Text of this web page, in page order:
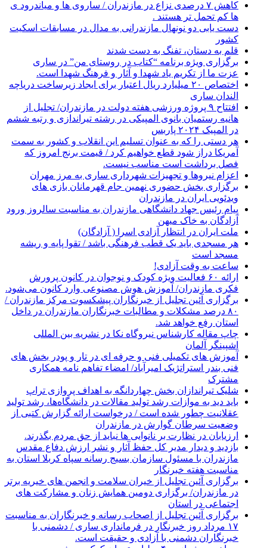
کاهش ۷ درصدی نزاع در مازندران / ساروی ها و میاندرود ی
ها کم تحمل تر هستند‌ .
دست یابی دو نونهال مازندرانی به مدال در مسابقات اسکیت
کشور
قلم به دستان، تفنگ به دست شدند
برگزاری ویژه برنامه “کتاب در روستای من” در ساری
عزت ما از تکریم یاد شهدا و آثار و فرهنگ شهدا است.
اختصاص ۲۰ میلیارد ریال اعتبار برای ایجاد زیرساخت دریاچه
الندان ساری
افتتاح ۹ پروژه ورزشی هفته دولت در مازندران/ تجلیل از
هانیه رستمیان بانوی المپیکی در رشته تیراندازی و رتبه ششم
در المپیک ۲۰۲۴ پاربس
هر دستی را که به عنوان تسلیم این انقلاب و کشور به سمت
آمريکا دراز شود قطع خواهیم کرد / قیمت برنج امروز که
فصل برداشت است مناسب نیست.
اعزام نیروها و تجهیزات شهرداری ساری به مرز مهران
برگزاری بخش حضوری نهمین جام قهرمانان بازی های
ویدئویی ایران در مازندران
پیام رئیس جهاد دانشگاهی مازندران به مناسبت سالروز ورود
آزادگان به خاک میهن
ملت ایران در انتظار آزادی اسرا ( آزادگان)
هر مسجدی باید یک قطب فرهنگی باشد / تقوا پایه و ریشه
مسجد است
ساعت به وقت آزادی!
ارائه ۶۰ فعالیت ویژه کودک و نوجوان در کانون پرورش
فکری مازندران/ آموزش هوش مصنوعی وارد کانون می‌شود.
برگزاری آئین تجلیل از خبرنگاران پیشکسوت مرکز مازندران /
۸۰ درصد مشکلات و مطالبات خبرنگاران مازندران در داخل
استان رفع خواهد شد.
چاپ مقاله کارشناس نيروگاه نكا در نشریه بین المللی
اشپینگر آلمان
آموزش های تکمیلی فنی و حرفه ای در تار و پودر بخش های
فنی بندر استراتژیک امیرآباد/ امضاء تفاهم نامه همکاری
مشترک
شلیک تیراندازان بخش چهاردانگه به اهداف پروازی تراپ
باید دید به موازات رشد تولید مقالات در دانشگاه‌ها، رشد تولید
عقلانیت چطور شده است / درخواست ارائه گزارش کتبی از
وضعیت سرطان گوارش در مازندران
ارزیابان در نظارت بر نانوایی ها نباید از حق مردم بگذرند.
بازدید و دیدار مدیر کل حفظ آثار و نشر ارزش دفاع مقدس
مازندران با مسئول سازمان بسیج رسانه سپاه کربلا استان به
مناسبت هفته خبرنگار
برگزاری آئین تجلیل از خیران سلامت و انجمن های خیریه برتر
در مازندران/ برگزاری دومین همایش زنان و مشارکت های
اجتماعی در استان
برگزاری آئین تجلیل از اصحاب رسانه و خبرنگاران به مناسبت
۱۷ مرداد روز خبرنگار در فرمانداری ساری / دشمنی با
خبرنگاران دشمنی با آزادی و حقیقت است.